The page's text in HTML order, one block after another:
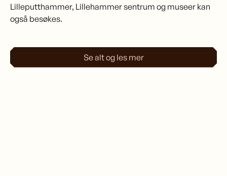
Lilleputthammer, Lillehammer sentrum og museer kan
også besøkes.
Se alt og les mer